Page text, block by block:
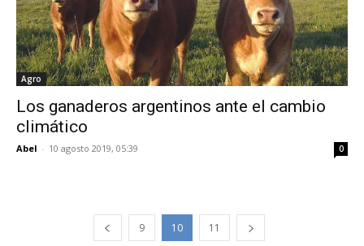
Agro
Los ganaderos argentinos ante el cambio
climático
Abel - 10 agosto 2019, 05:39 0
9 10 11